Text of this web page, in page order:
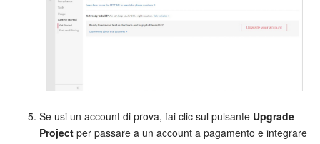
Se usi un account di prova, fai clic sul pulsante Upgrade
Project per passare a un account a pagamento e integrare